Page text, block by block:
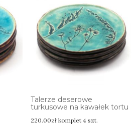
Talerze deserowe
turkusowe na kawałek tortu
220.00zł komplet 4 szt.